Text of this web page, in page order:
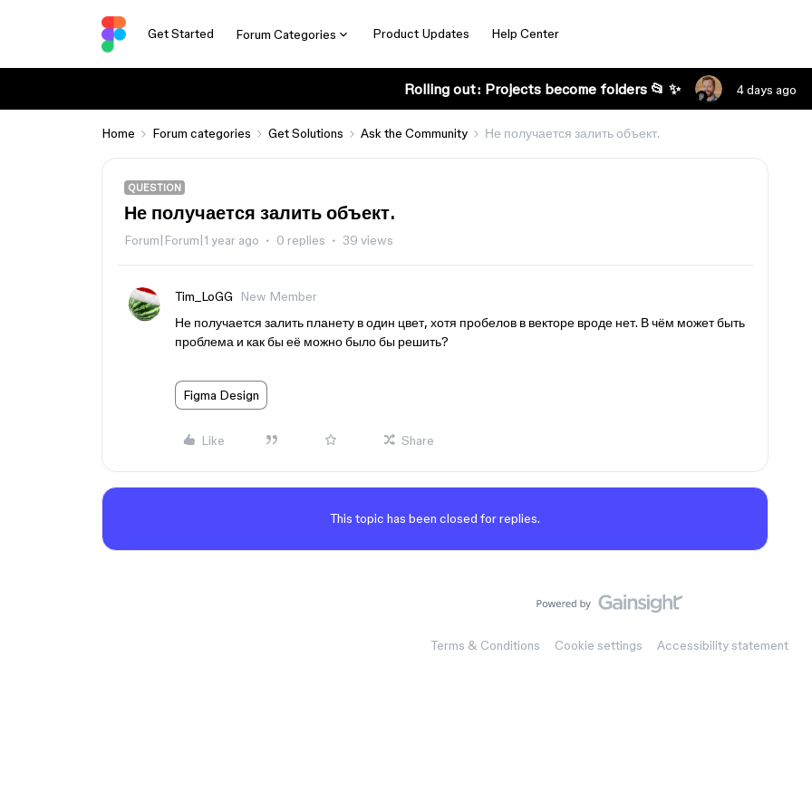
Get Started Forum Categories Product Updates Help Center
Rolling out: Projects become folders 📂 ✨ 4 days ago
Home Forum categories Get Solutions Ask the Community Не получается залить объект.
QUESTION
Не получается залить объект.
Forum|Forum|1 year ago 0 replies 39 views
Tim_LoGG
New Member
Не получается залить планету в один цвет, хотя пробелов в векторе вроде нет. В чём может быть
проблема и как бы её можно было бы решить?
Figma Design
Like Share
This topic has been closed for replies.
Terms & Conditions Cookie settings Accessibility statement